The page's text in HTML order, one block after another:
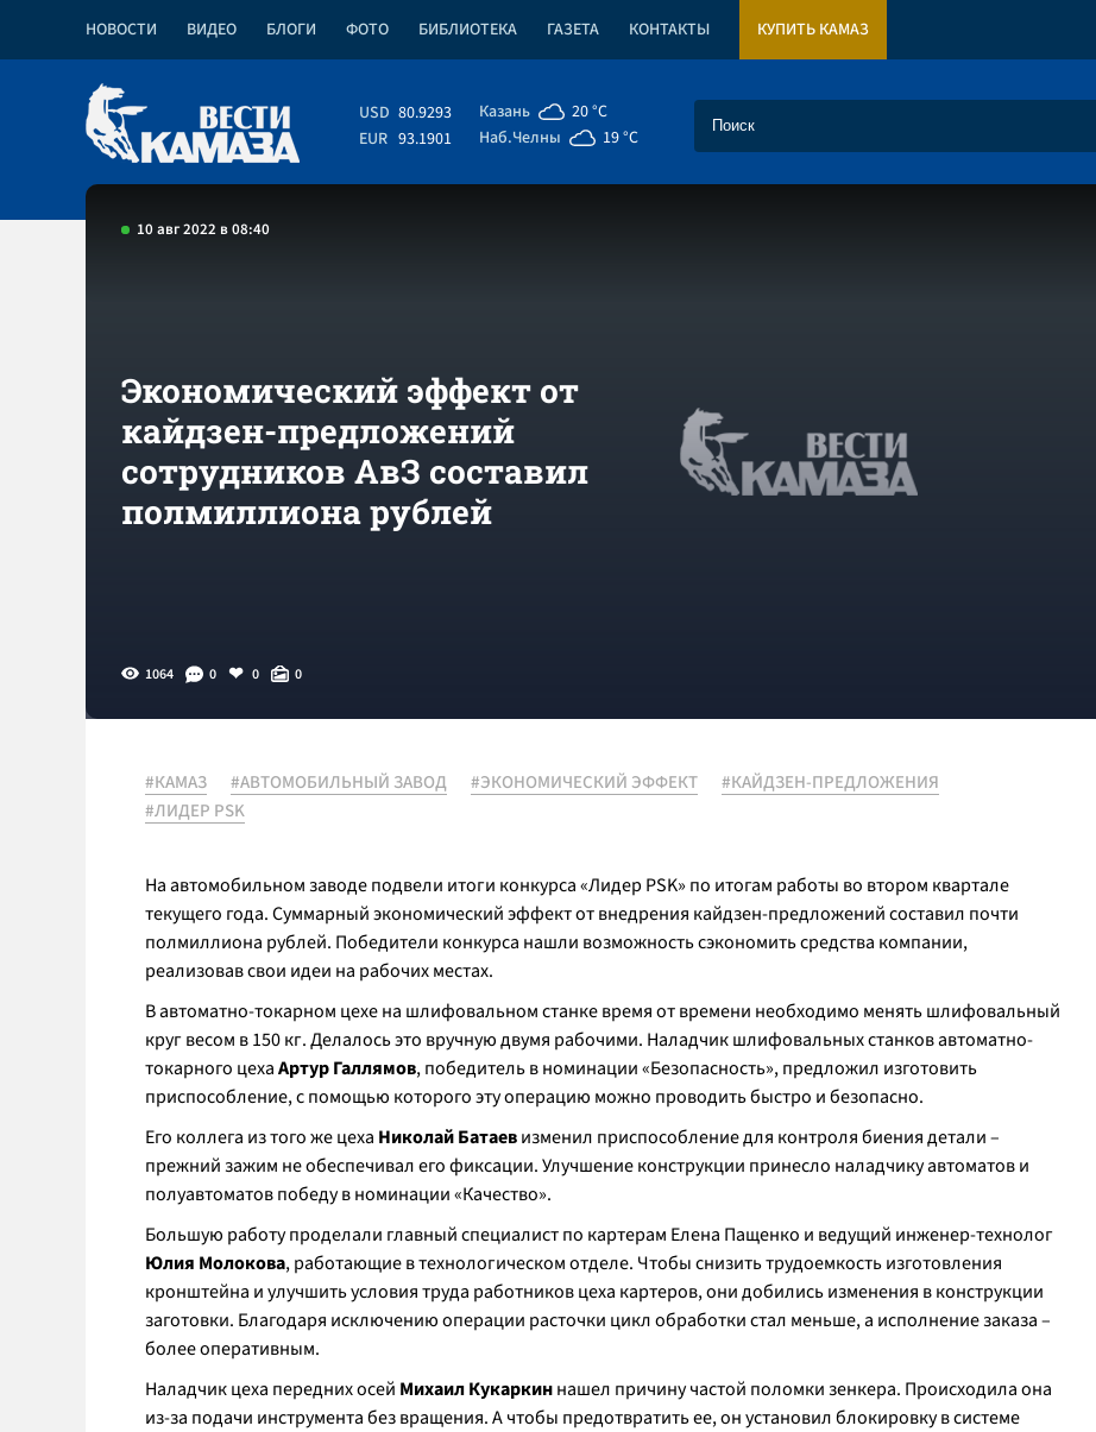
НОВОСТИ ВИДЕО БЛОГИ ФОТО БИБЛИОТЕКА ГАЗЕТА КОНТАКТЫ КУПИТЬ КАМАЗ
USD 80.9293
EUR 93.1901
Казань
20 °C
Наб.Челны
19 °C
10 авг 2022 в 08:40
Экономический эффект от
кайдзен-предложений
сотрудников АвЗ составил
полмиллиона рублей
1064 0 0 0
#КАМАЗ #АВТОМОБИЛЬНЫЙ ЗАВОД #ЭКОНОМИЧЕСКИЙ ЭФФЕКТ
#КАЙДЗЕН-ПРЕДЛОЖЕНИЯ
#ЛИДЕР PSK
На автомобильном заводе подвели итоги конкурса «Лидер PSK» по итогам работы во втором квартале
текущего года. Суммарный экономический эффект от внедрения кайдзен-предложений составил почти
полмиллиона рублей. Победители конкурса нашли возможность сэкономить средства компании,
реализовав свои идеи на рабочих местах.
В автоматно-токарном цехе на шлифовальном станке время от времени необходимо менять шлифовальный
круг весом в 150 кг. Делалось это вручную двумя рабочими. Наладчик шлифовальных станков автоматно-
токарного цехаАртур Галлямов, победитель в номинации «Безопасность», предложил изготовить
приспособление, с помощью которого эту операцию можно проводить быстро и безопасно.
Его коллега из того же цеха Николай Батаевизменил приспособление для контроля биения детали –
прежний зажим не обеспечивал его фиксации. Улучшение конструкции принесло наладчику автоматов и
полуавтоматов победу в номинации «Качество».
Большую работу проделали главный специалист по картерам Елена Пащенко и ведущий инженер-технолог
Юлия Молокова, работающие в технологическом отделе. Чтобы снизить трудоемкость изготовления
кронштейна и улучшить условия труда работников цеха картеров, они добились изменения в конструкции
заготовки. Благодаря исключению операции расточки цикл обработки стал меньше, а исполнение заказа –
более оперативным.
Наладчик цеха передних осей Михаил Кукаркиннашел причину частой поломки зенкера. Происходила она
из-за подачи инструмента без вращения. А чтобы предотвратить ее, он установил блокировку в системе